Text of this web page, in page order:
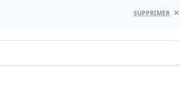
SUPPRIMER